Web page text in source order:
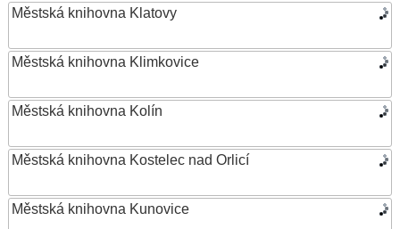
Městská knihovna Klatovy
Městská knihovna Klimkovice
Městská knihovna Kolín
Městská knihovna Kostelec nad Orlicí
Městská knihovna Kunovice